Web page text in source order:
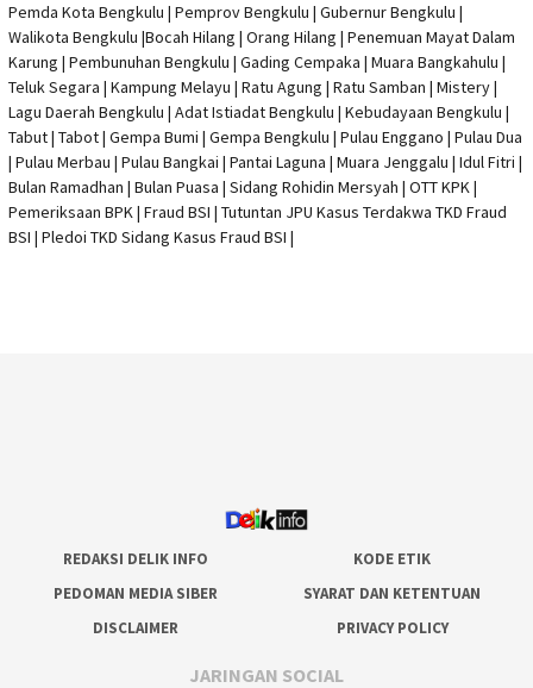
Pemda Kota Bengkulu | Pemprov Bengkulu | Gubernur Bengkulu |
Walikota Bengkulu |Bocah Hilang | Orang Hilang | Penemuan Mayat Dalam
Karung | Pembunuhan Bengkulu | Gading Cempaka | Muara Bangkahulu |
Teluk Segara | Kampung Melayu | Ratu Agung | Ratu Samban | Mistery |
Lagu Daerah Bengkulu | Adat Istiadat Bengkulu | Kebudayaan Bengkulu |
Tabut | Tabot | Gempa Bumi | Gempa Bengkulu | Pulau Enggano | Pulau Dua
| Pulau Merbau | Pulau Bangkai | Pantai Laguna | Muara Jenggalu | Idul Fitri |
Bulan Ramadhan | Bulan Puasa | Sidang Rohidin Mersyah | OTT KPK|
Pemeriksaan BPK | Fraud BSI | Tutuntan JPU Kasus Terdakwa TKD Fraud
BSI | Pledoi TKD Sidang Kasus Fraud BSI |
REDAKSI DELIK INFO
KODE ETIK
PEDOMAN MEDIA SIBER
SYARAT DAN KETENTUAN
DISCLAIMER
PRIVACY POLICY
JARINGAN SOCIAL